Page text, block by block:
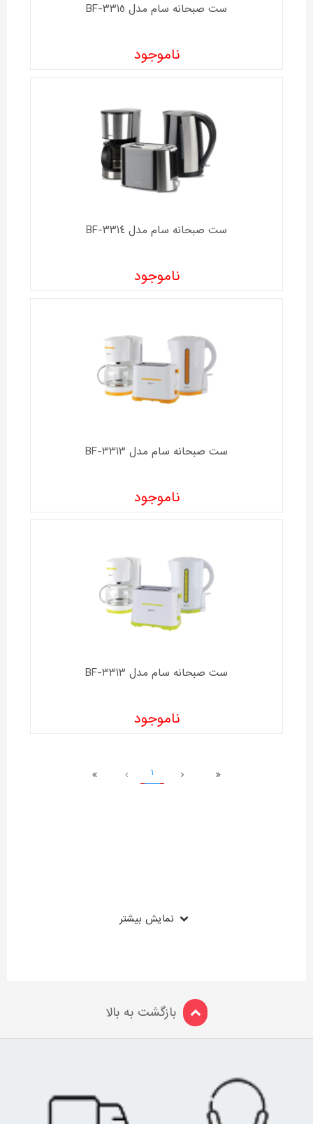
ست صبحانه سام مدل BF-3315
ناموجود
ست صبحانه سام مدل BF-3314
ناموجود
ست صبحانه سام مدل BF-3313
ناموجود
ست صبحانه سام مدل BF-3313
ناموجود
1
نمایش بیشتر
بازگشت به بالا